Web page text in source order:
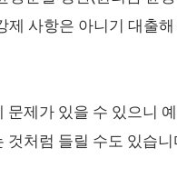
사항은 아니기 대출
제가 있을 수 있으니
것처럼 들릴 수도 있습니